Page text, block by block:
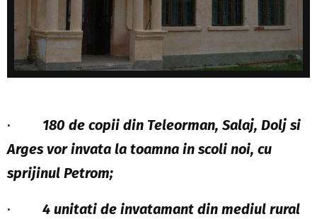
· 180 de copii din Teleorman, Salaj, Dolj si
Arges vor invata la toamna in scoli noi, cu
sprijinul Petrom;
· 4 unitati de invatamant din mediul rural